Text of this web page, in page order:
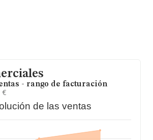
- rango de facturación
€
de las ventas